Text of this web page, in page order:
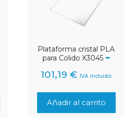
Plataforma cristal PLA
para Colido X3045
101,19 € IVA incluido
Añadir al carrito